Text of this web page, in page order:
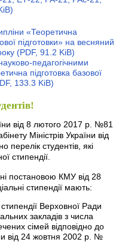
«Теоретична
підготовки» на весняний
(PDF, 91.2 KiB)
педагогічними
підготовка базової
133.3 KiB)
від 8 лютого 2017 р. №81
Міністрів України від
студентів, які
стипендії.
постановою КМУ від 28
стипендії мають:
Верховної Ради
закладів з числа
сімей відповідно до
від 24 жовтня 2002 р. №